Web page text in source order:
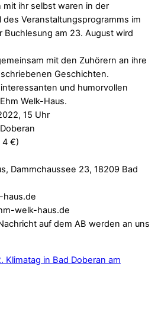
mit ihr selbst waren in der
Veranstaltungsprogramms im
Buchlesung am 23. August wird
mit den Zuhörern an ihre
Geschichten.
und humorvollen
Welk-Haus.
15 Uhr
4 €)
Dammchaussee 23, 18209 Bad
welk-haus.de
auf dem AB werden an uns
Klimatag in Bad Doberan am